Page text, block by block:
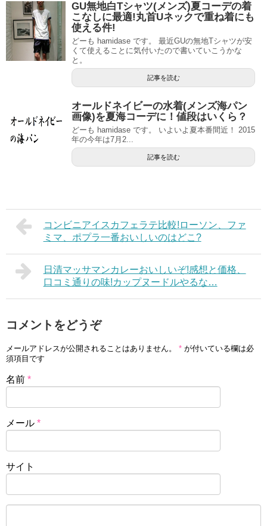
GU無地白Tシャツ(メンズ)夏コーデの着
こなしに最適!丸首Uネックで重ね着にも
使える件!
どーも hamidase です。 最近GUの無地Tシャツが安
くて使えることに気付いたので書いていこうかな
と。
記事を読む
オールドネイビーの水着(メンズ海パン
画像)を夏海コーデに！値段はいくら？
どーも hamidase です。 いよいよ夏本番間近！ 2015
年の今年は7月2...
記事を読む
コンビニアイスカフェラテ比較!ローソン、ファ
ミマ、ポプラ一番おいしいのはどこ?
日清マッサマンカレーおいしいぞ!感想と価格、
口コミ通りの味!カップヌードルやるな…
コメントをどうぞ
メールアドレスが公開されることはありません。 * が付いている欄は必
須項目です
名前 *
メール *
サイト